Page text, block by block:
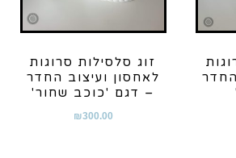
זוג סלסילות סרוגות
לאחסון ועיצוב החדר
– דגם 'כוכב שחור'
₪300.00